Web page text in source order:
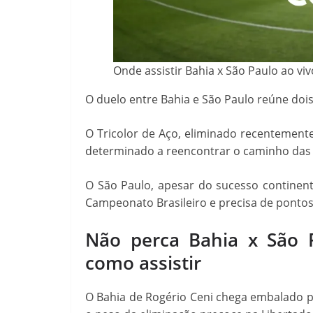
Onde assistir Bahia x São Paulo ao
O duelo entre Bahia e São Paulo reúne
O Tricolor de Aço, eliminado
determinado a reencontrar o caminho
O São Paulo, apesar do sucesso
Campeonato Brasileiro e precisa de
Não perca Bahia x São
como assistir
O Bahia de Rogério Ceni chega